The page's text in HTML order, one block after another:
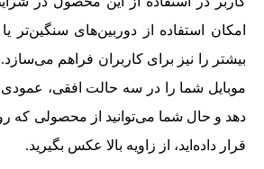
امکان استفاده از دوربین‌های سنگین‌تر
بیشتر را نیز برای کاربران فراهم
موبایل شما را در سه حالت افقی، عمودی
دهد و حال شما می‌توانید از محصولی که
قرار داده‌اید، از زاویه بالا عکس بگیرید.